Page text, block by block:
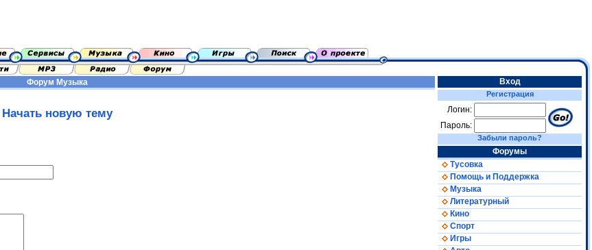
Форум Музыка
Начать новую тему
Вход
Регистрация
Логин:
Пароль:
Забыли пароль?
Форумы
Тусовка
Помощь и Поддержка
Музыка
Литературный
Кино
Спорт
Игры